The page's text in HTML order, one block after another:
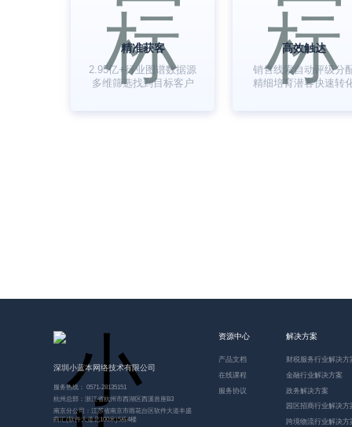
精准获客
2.95亿+行业图谱数据源
多维筛选找到目标客户
高效触达
销售线索自动评级分
精细培育潜客快速转
深圳小蓝本网络技术有限公司
服务热线： 0571-28135151
杭州总部：浙江省杭州市西湖区西溪首座B3
南京分公司：江苏省南京市雨花台区软件大道丰盛
商汇(软件大道北100米)5栋4楼
资源中心
产品文档
在线课程
服务协议
解决方案
财税服务行业解决方
金融行业解决方案
政务解决方案
园区招商行业解决方
跨境物流行业解决方